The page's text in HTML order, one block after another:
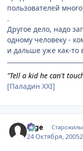
пользователей
.
Другое дело, надо
одному человеку -
и дальше уже как-то
"Tell a kid he can't
[Паладин XXI]
sage Старожилы
24 Октября, 2005